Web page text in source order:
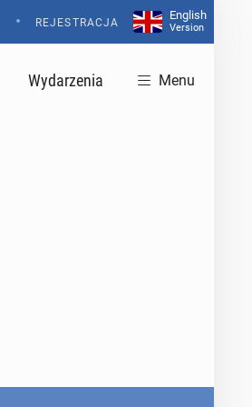
• REJESTRACJA
English
Version
Wydarzenia Menu